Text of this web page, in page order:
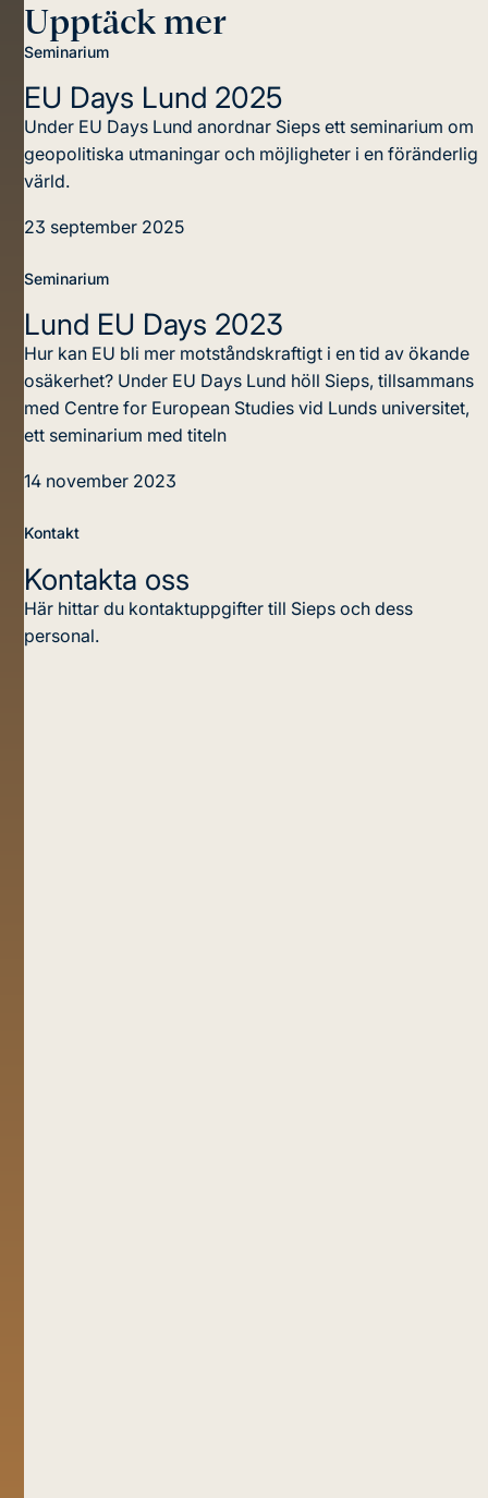
Upptäck mer
Seminarium
EU Days Lund 2025
Under EU Days Lund anordnar Sieps ett seminarium om
geopolitiska utmaningar och möjligheter i en föränderlig
värld.
23 september 2025
Seminarium
Lund EU Days 2023
Hur kan EU bli mer motståndskraftigt i en tid av ökande
osäkerhet? Under EU Days Lund höll Sieps, tillsammans
med Centre for European Studies vid Lunds universitet,
ett seminarium med titeln
14 november 2023
Kontakt
Kontakta oss
Här hittar du kontaktuppgifter till Sieps och dess
personal.